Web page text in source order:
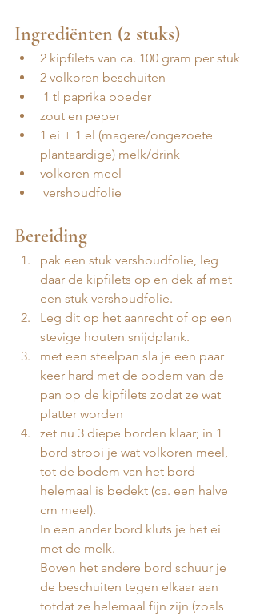
Ingrediënten (2 stuks)
2 kipfilets van ca. 100 gram per stuk
2 volkoren beschuiten
1 tl paprika poeder
zout en peper
1 ei + 1 el (magere/ongezoete
plantaardige) melk/drink
volkoren meel
vershoudfolie
Bereiding
pak een stuk vershoudfolie, leg
daar de kipfilets op en dek af met
een stuk vershoudfolie.
Leg dit op het aanrecht of op een
stevige houten snijdplank.
met een steelpan sla je een paar
keer hard met de bodem van de
pan op de kipfilets zodat ze wat
platter worden
zet nu 3 diepe borden klaar; in 1
bord strooi je wat volkoren meel,
tot de bodem van het bord
helemaal is bedekt (ca. een halve
cm meel).
In een ander bord kluts je het ei
met de melk.
Boven het andere bord schuur je
de beschuiten tegen elkaar aan
totdat ze helemaal fijn zijn (zoals